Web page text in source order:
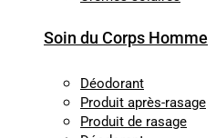
Soin du Corps Homme
Déodorant
Produit après-rasage
Produit de rasage